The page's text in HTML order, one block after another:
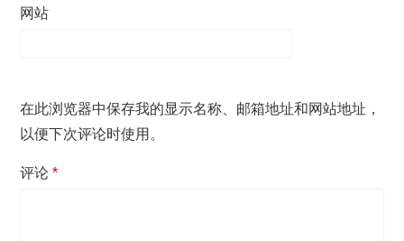
网站
在此浏览器中保存我的显示名称、邮箱地址和网站地址，
以便下次评论时使用。
评论*